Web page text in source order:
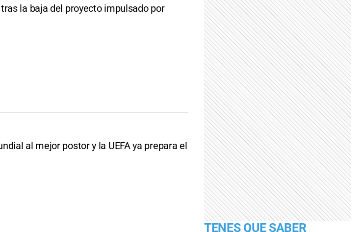
la baja del proyecto impulsado por
al mejor postor y la UEFA ya prepara el
TENES QUE SABER